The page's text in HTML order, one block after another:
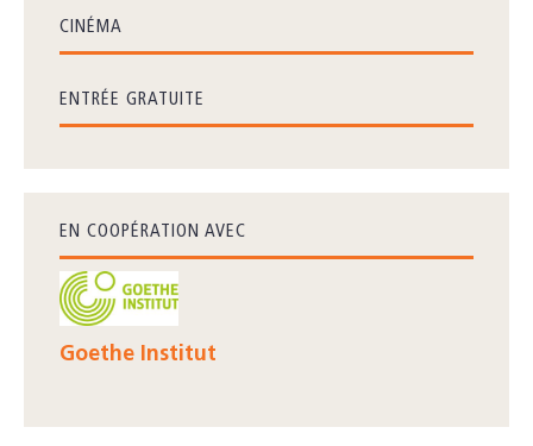
CINÉMA
ENTRÉE GRATUITE
EN COOPÉRATION AVEC
Goethe Institut